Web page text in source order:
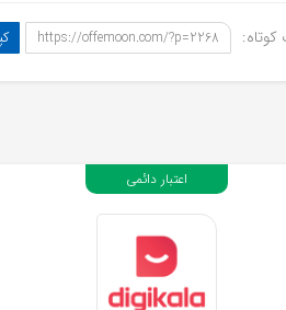
کوتاه: https://offemoon.com/?p=2268
اعتبار دائمی